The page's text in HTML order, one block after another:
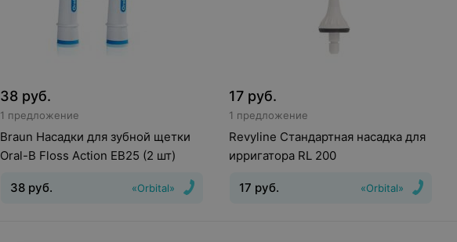
38 руб.
1 предложение
Braun Насадки для зубной щетки
Oral-B Floss Action EB25 (2 шт)
«Orbital»
38 руб.
17 руб.
1 предложение
Revyline Стандартная насадка для
ирригатора RL 200
«Orbital»
17 руб.